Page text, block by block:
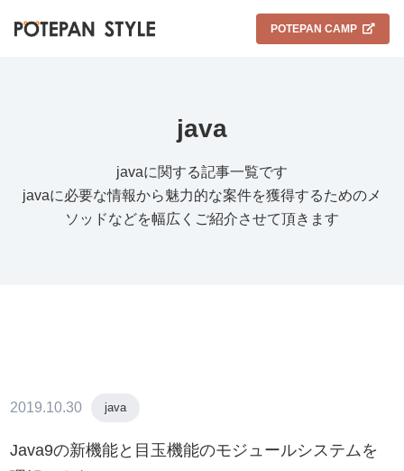
POTEPAN CAMP
java
javaに関する記事一覧です
javaに必要な情報から魅力的な案件を獲得するためのメ
ソッドなどを幅広くご紹介させて頂きます
2019.10.30 java
Java9の新機能と目玉機能のモジュールシステムを